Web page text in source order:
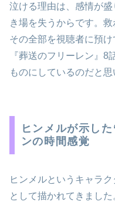
泣ける理由は、感情が
き場を失うからです。
その全部を視聴者に預け
『葬送のフリーレン』
ものにしているのだと思
ヒンメルが示し
ンの時間感覚
ヒンメルというキャラ
として描かれてきまし